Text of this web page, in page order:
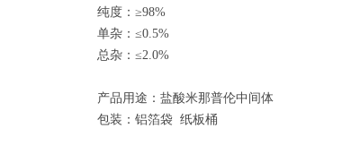
纯度：≥98%
单杂：≤0.5%
总杂：≤2.0%
产品用途：盐酸米那普伦中间体
包装：铝箔袋 纸板桶